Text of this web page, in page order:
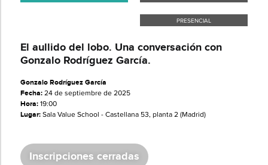
PRESENCIAL
​​El aullido del lobo.​ Una conversación con
Gonzalo Rodríguez García.
Gonzalo Rodríguez García
Fecha:24 de septiembre de 2025
Hora:19:00
Lugar:Sala Value School - Castellana 53, planta 2 (Madrid)
Inscripciones cerradas